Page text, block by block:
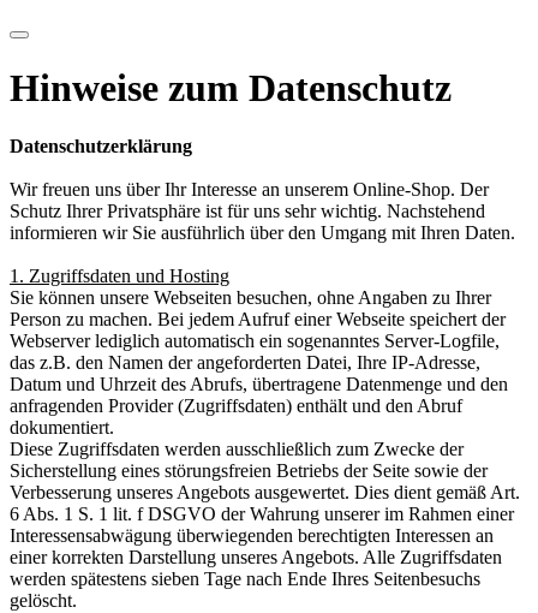
Hinweise zum Datenschutz
Datenschutzerklärung
Wir freuen uns über Ihr Interesse an unserem Online-Shop. Der
Schutz Ihrer Privatsphäre ist für uns sehr wichtig. Nachstehend
informieren wir Sie ausführlich über den Umgang mit Ihren Daten.
1. Zugriffsdaten und Hosting
Sie können unsere Webseiten besuchen, ohne Angaben zu Ihrer
Person zu machen. Bei jedem Aufruf einer Webseite speichert der
Webserver lediglich automatisch ein sogenanntes Server-Logfile,
das z.B. den Namen der angeforderten Datei, Ihre IP-Adresse,
Datum und Uhrzeit des Abrufs, übertragene Datenmenge und den
anfragenden Provider (Zugriffsdaten) enthält und den Abruf
dokumentiert.
Diese Zugriffsdaten werden ausschließlich zum Zwecke der
Sicherstellung eines störungsfreien Betriebs der Seite sowie der
Verbesserung unseres Angebots ausgewertet. Dies dient gemäß Art.
6 Abs. 1 S. 1 lit. f DSGVO der Wahrung unserer im Rahmen einer
Interessensabwägung überwiegenden berechtigten Interessen an
einer korrekten Darstellung unseres Angebots. Alle Zugriffsdaten
werden spätestens sieben Tage nach Ende Ihres Seitenbesuchs
gelöscht.